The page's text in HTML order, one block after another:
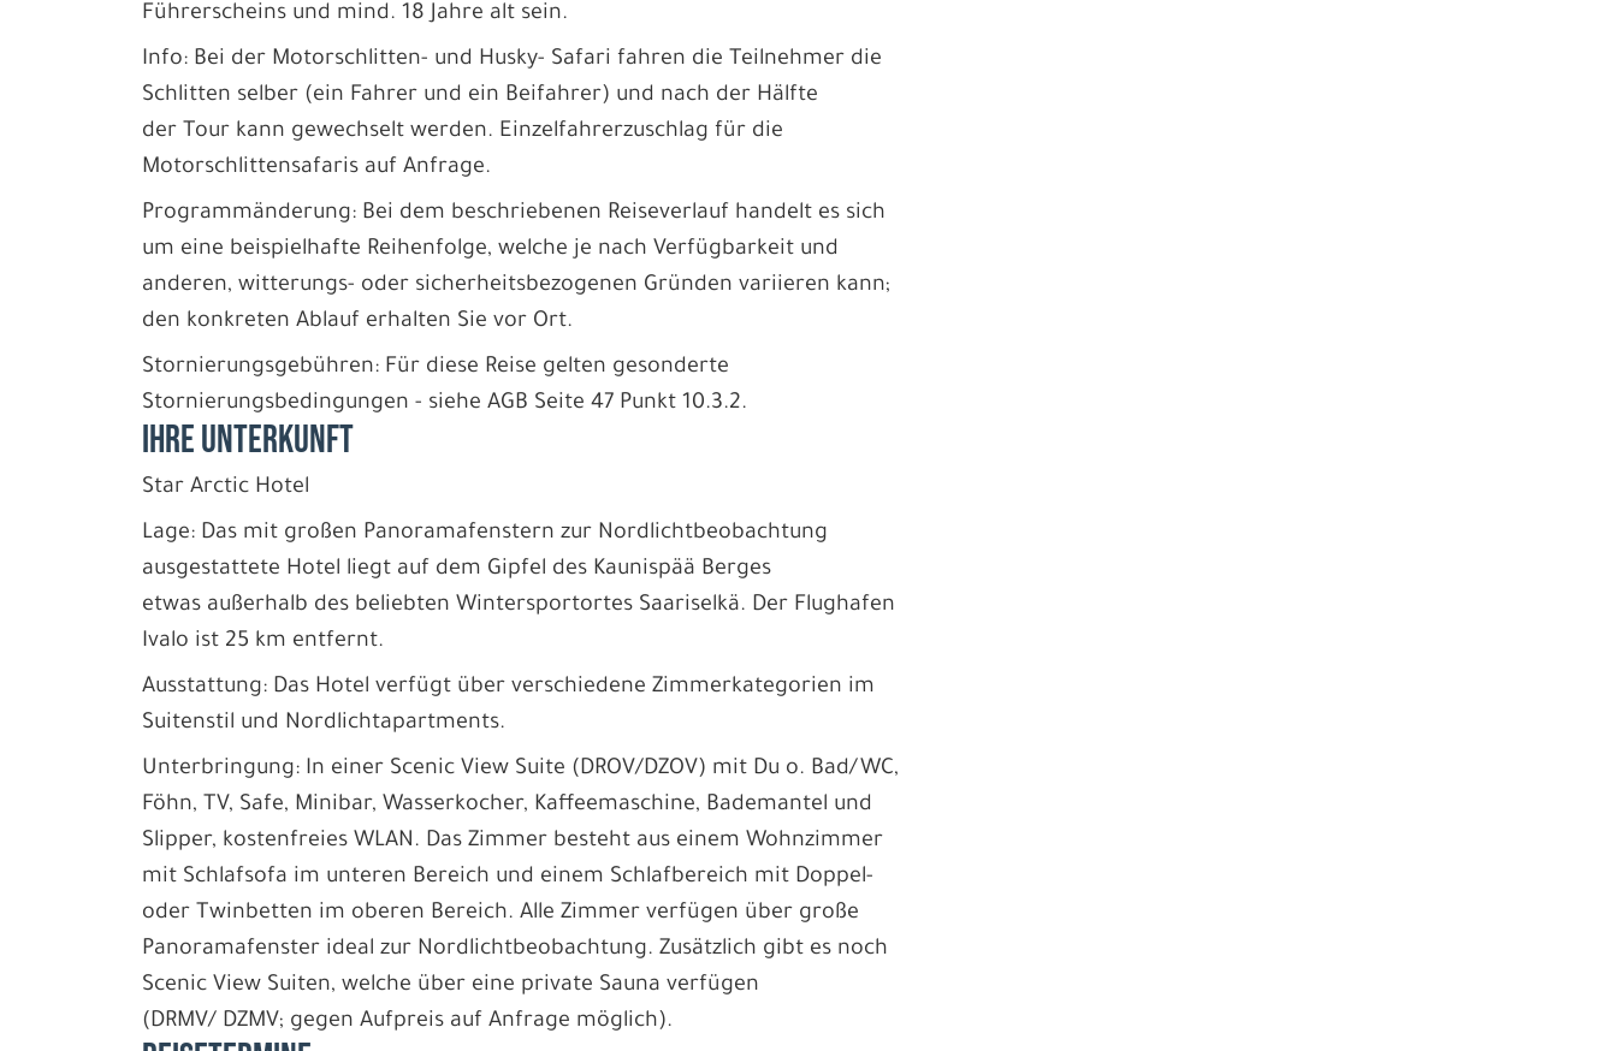
Führerscheins und mind. 18 Jahre alt sein.
Info: Bei der Motorschlitten- und Husky- Safari fahren die Teilnehmer die
Schlitten selber (ein Fahrer und ein Beifahrer) und nach der Hälfte
der Tour kann gewechselt werden. Einzelfahrerzuschlag für die
Motorschlittensafaris auf Anfrage.
Programmänderung: Bei dem beschriebenen Reiseverlauf handelt es sich
um eine beispielhafte Reihenfolge, welche je nach Verfügbarkeit und
anderen, witterungs- oder sicherheitsbezogenen Gründen variieren kann;
den konkreten Ablauf erhalten Sie vor Ort.
Stornierungsgebühren: Für diese Reise gelten gesonderte
Stornierungsbedingungen - siehe AGB Seite 47 Punkt 10.3.2.
IHRE UNTERKUNFT
Star Arctic Hotel
Lage: Das mit großen Panoramafenstern zur Nordlichtbeobachtung
ausgestattete Hotel liegt auf dem Gipfel des Kaunispää Berges
etwas außerhalb des beliebten Wintersportortes Saariselkä. Der Flughafen
Ivalo ist 25 km entfernt.
Ausstattung: Das Hotel verfügt über verschiedene Zimmerkategorien im
Suitenstil und Nordlichtapartments.
Unterbringung: In einer Scenic View Suite (DROV/DZOV) mit Du o. Bad/WC,
Föhn, TV, Safe, Minibar, Wasserkocher, Kaffeemaschine, Bademantel und
Slipper, kostenfreies WLAN. Das Zimmer besteht aus einem Wohnzimmer
mit Schlafsofa im unteren Bereich und einem Schlafbereich mit Doppel-
oder Twinbetten im oberen Bereich. Alle Zimmer verfügen über große
Panoramafenster ideal zur Nordlichtbeobachtung. Zusätzlich gibt es noch
Scenic View Suiten, welche über eine private Sauna verfügen
(DRMV/ DZMV; gegen Aufpreis auf Anfrage möglich).